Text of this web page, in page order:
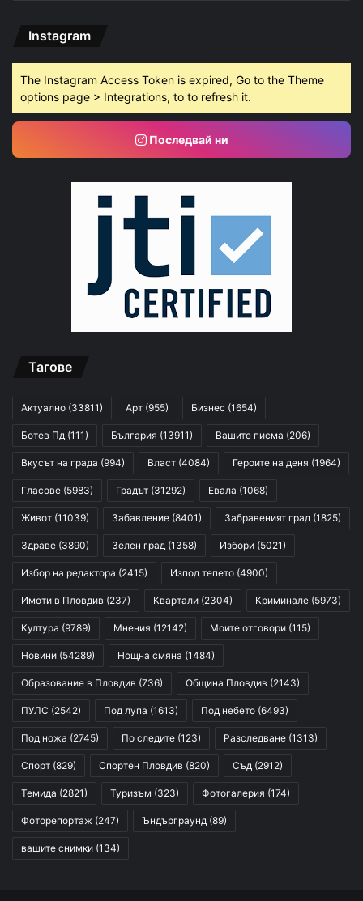
Instagram
The Instagram Access Token is expired, Go to the Theme
options page > Integrations, to to refresh it.
Последвай ни
Тагове
Актуално (33811) Арт (955) Бизнес (1654)
Ботев Пд (111) България (13911) Вашите писма (206)
Вкусът на града (994) Власт (4084) Героите на деня (1964)
Гласове (5983) Градът (31292) Евала (1068)
Живот (11039) Забавление (8401) Забравеният град (1825)
Здраве (3890) Зелен град (1358) Избори (5021)
Избор на редактора (2415) Изпод тепето (4900)
Имоти в Пловдив (237) Квартали (2304) Криминале (5973)
Култура (9789) Мнения (12142) Моите отговори (115)
Новини (54289) Нощна смяна (1484)
Образование в Пловдив (736) Община Пловдив (2143)
ПУЛС (2542) Под лупа (1613) Под небето (6493)
Под ножа (2745) По следите (123) Разследване (1313)
Спорт (829) Спортен Пловдив (820) Съд (2912)
Темида (2821) Туризъм (323) Фотогалерия (174)
Фоторепортаж (247) Ъндърграунд (89)
вашите снимки (134)